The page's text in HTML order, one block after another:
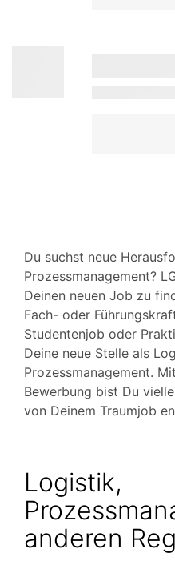
Du suchst neue
Prozessmanagement?
Deinen neuen Job zu
Fach- oder
Studentenjob oder
Deine neue Stelle als
Prozessmanagement.
Bewerbung bist Du
von Deinem Traumjob
Logistik,
anderen